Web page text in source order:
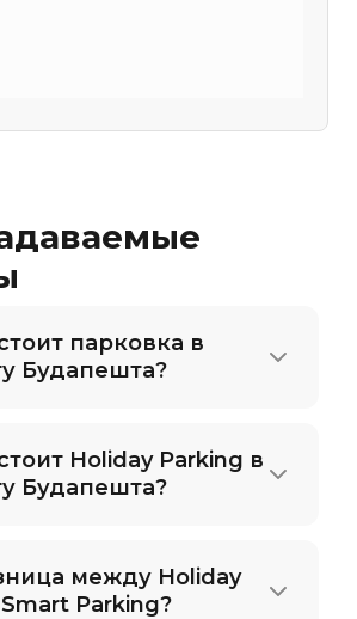
парковка в
Будапешта?
Holiday Parking в
Будапешта?
между Holiday
Parking?